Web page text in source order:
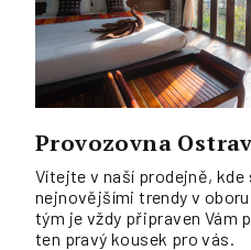
Provozovna
Vítejte v naší prodejně,
nejnovějšími trendy v
tým je vždy připraven Vám
ten pravý kousek pro vás.